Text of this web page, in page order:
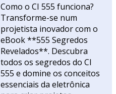
Como o CI 555 funciona?
Transforme-se num
projetista inovador com o
eBook **555 Segredos
Revelados**. Descubra
todos os segredos do CI
555 e domine os conceitos
essenciais da eletrônica